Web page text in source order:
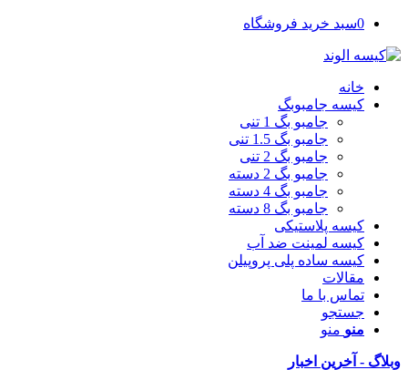
0سبد خرید فروشگاه
خانه
کیسه جامبوبگ
جامبو بگ 1 تنی
جامبو بگ 1.5 تنی
جامبو بگ 2 تنی
جامبو بگ 2 دسته
جامبو بگ 4 دسته
جامبو بگ 8 دسته
کیسه پلاستیکی
کیسه لمینت ضد آب
کیسه ساده پلی پروپیلن
مقالات
تماس با ما
جستجو
منو منو
وبلاگ - آخرین اخبار